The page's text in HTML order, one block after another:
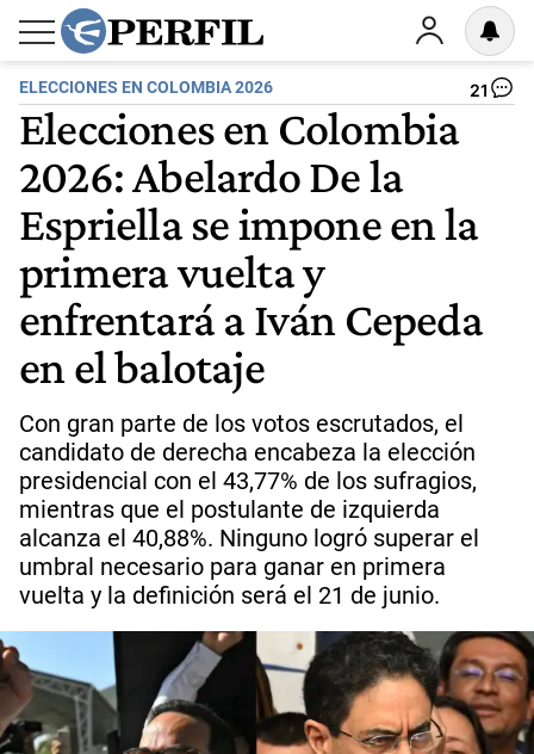
ELECCIONES EN COLOMBIA 2026 21
Elecciones en Colombia
2026: Abelardo De la
Espriella se impone en la
primera vuelta y
enfrentará a Iván Cepeda
en el balotaje
Con gran parte de los votos escrutados, el
candidato de derecha encabeza la elección
presidencial con el 43,77% de los sufragios,
mientras que el postulante de izquierda
alcanza el 40,88%. Ninguno logró superar el
umbral necesario para ganar en primera
vuelta y la definición será el 21 de junio.